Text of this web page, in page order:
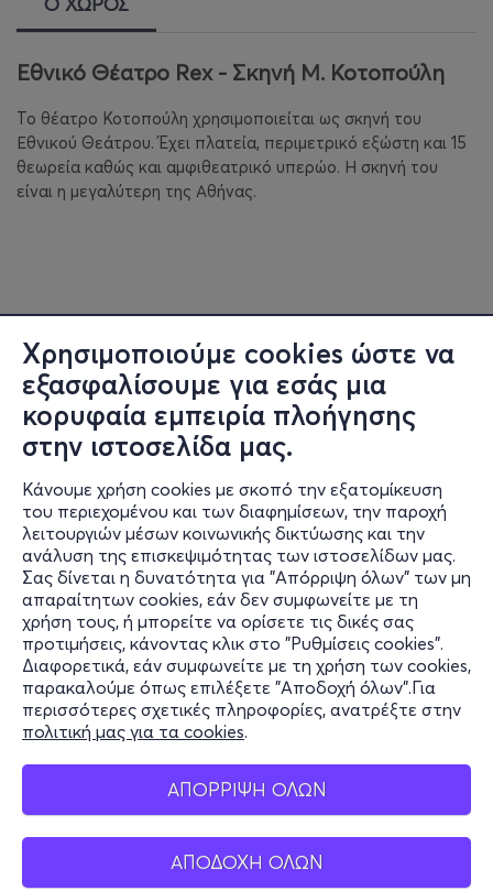
Χρησιμοποιούμε cookies ώστε να
εξασφαλίσουμε για εσάς μια
κορυφαία εμπειρία πλοήγησης
στην ιστοσελίδα μας.
Κάνουμε χρήση cookies με σκοπό την εξατομίκευση
του περιεχομένου και των διαφημίσεων, την παροχή
λειτουργιών μέσων κοινωνικής δικτύωσης και την
ανάλυση της επισκεψιμότητας των ιστοσελίδων μας.
Σας δίνεται η δυνατότητα για "Απόρριψη όλων" των μη
απαραίτητων cookies, εάν δεν συμφωνείτε με τη
χρήση τους, ή μπορείτε να ορίσετε τις δικές σας
προτιμήσεις, κάνοντας κλικ στο "Ρυθμίσεις cookies".
Διαφορετικά, εάν συμφωνείτε με τη χρήση των cookies,
παρακαλούμε όπως επιλέξετε "Αποδοχή όλων".Για
περισσότερες σχετικές πληροφορίες, ανατρέξτε στην
πολιτική μας για τα cookies.
ΑΠΟΡΡΙΨΗ ΟΛΩΝ
ΑΠΟΔΟΧΗ ΟΛΩΝ
Εθνικό Θέατρο Rex - Σκηνή Μ. Κοτοπούλη
Το θέατρο Κοτοπούλη χρησιμοποιείται ως σκηνή του
Εθνικού Θεάτρου. Έχει πλατεία, περιμετρικό εξώστη και 15
θεωρεία καθώς και αμφιθεατρικό υπερώο. Η σκηνή του
είναι η μεγαλύτερη της Αθήνας.
Πληροφορίες
Υποστήριξη
Stay Connected
Mobile app